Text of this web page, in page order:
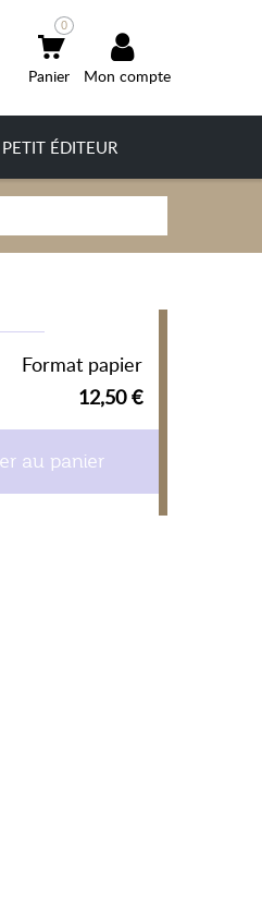
Mon compte
0
ÉDITEUR
Format papier
12,50 €
au panier